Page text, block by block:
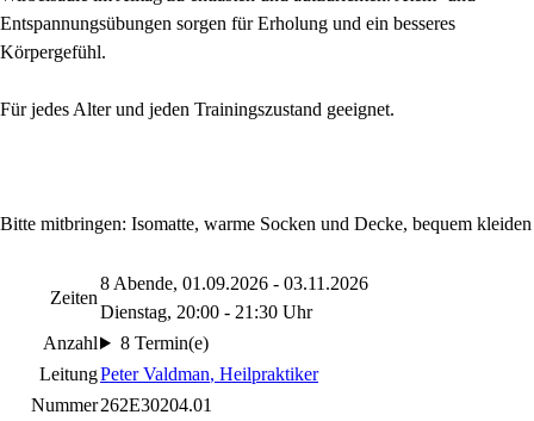
Entspannungsübungen sorgen für Erholung und ein besseres
Körpergefühl.
Für jedes Alter und jeden Trainingszustand geeignet.
Bitte mitbringen: Isomatte, warme Socken und Decke, bequem kleiden
Zeiten
8 Abende, 01.09.2026 - 03.11.2026
Dienstag, 20:00 - 21:30 Uhr
Anzahl
8 Termin(e)
LeitungPeter Valdman, Heilpraktiker
Nummer262E30204.01